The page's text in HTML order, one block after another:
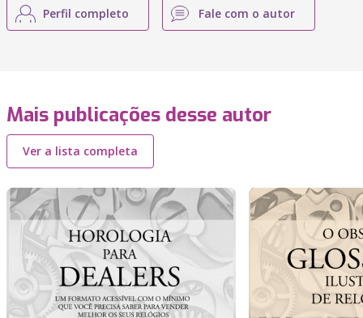
Perfil completo Fale com o autor
Mais publicações desse autor
Ver a lista completa